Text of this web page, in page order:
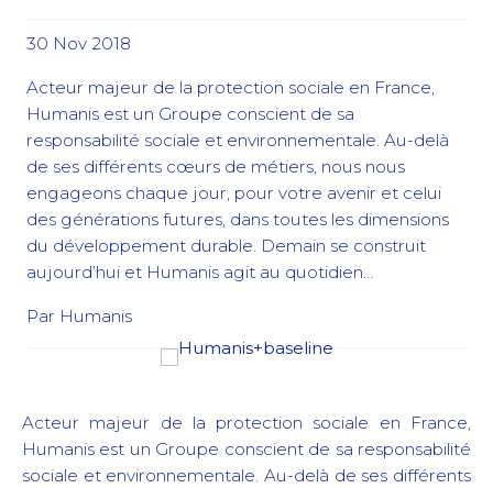
30 Nov 2018
Acteur majeur de la protection sociale en France,
Humanis est un Groupe conscient de sa
responsabilité sociale et environnementale. Au-delà
de ses différents cœurs de métiers, nous nous
engageons chaque jour, pour votre avenir et celui
des générations futures, dans toutes les dimensions
du développement durable. Demain se construit
aujourd’hui et Humanis agit au quotidien…
Par Humanis
Acteur majeur de la protection sociale en France,
Humanis est un Groupe conscient de sa responsabilité
sociale et environnementale. Au-delà de ses différents